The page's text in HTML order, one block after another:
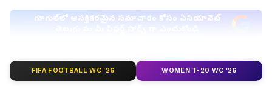
గూగుల్‌లో ఆసక్తికరమైన సమాచారం కోసం ఏసియానెట్
FIFA FOOTBALL WC '26 WOMEN T-20 WC '26